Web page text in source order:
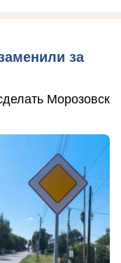
за
Морозовск